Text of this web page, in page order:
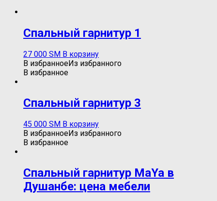
Спальный гарнитур 1
27 000 ЅМ В корзину
В избранноеИз избранного
В избранное
Спальный гарнитур 3
45 000 ЅМ В корзину
В избранноеИз избранного
В избранное
Спальный гарнитур MaYa в
Душанбе: цена мебели